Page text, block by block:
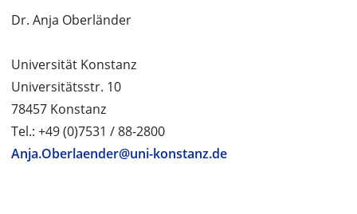
Dr. Anja Oberländer
Universität Konstanz
Universitätsstr. 10
78457 Konstanz
Tel.: +49 (0)7531 / 88-2800
Anja.Oberlaender@uni-konstanz.de